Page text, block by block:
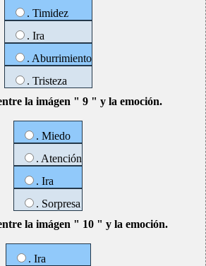
. Timidez
. Ira
. Aburrimiento
. Tristeza
la imágen " 9 " y la emoción.
. Miedo
. Atención
. Ira
. Sorpresa
la imágen " 10 " y la emoción.
. Ira